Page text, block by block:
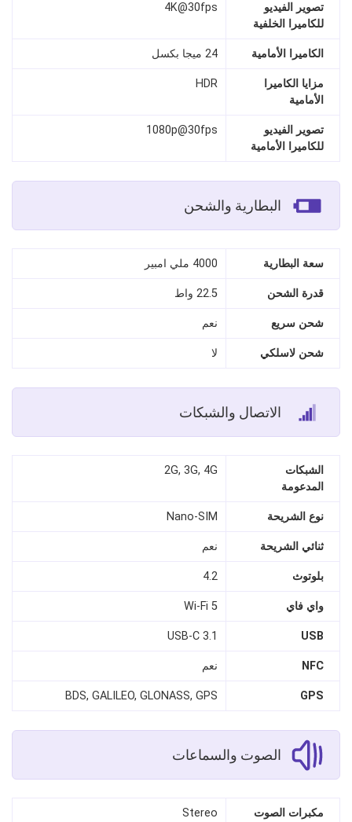
تصوير الفيديو
للكاميرا الخلفية
4K@30fps
الكاميرا الأمامية 24 ميجا بكسل
مزايا الكاميرا
الأمامية
HDR
تصوير الفيديو
للكاميرا الأمامية
1080p@30fps
البطارية والشحن
سعة البطارية 4000 ملي امبير
قدرة الشحن 22.5 واط
شحن سريع نعم
شحن لاسلكي لا
الاتصال والشبكات
الشبكات
المدعومة
2G, 3G, 4G
نوع الشريحة Nano‑SIM
ثنائي الشريحة نعم
بلوتوث 4.2
واي فاي Wi-Fi 5
USB
USB-C 3.1
NFC نعم
GPS
BDS, GALILEO, GLONASS, GPS
الصوت والسماعات
مكبرات الصوت Stereo